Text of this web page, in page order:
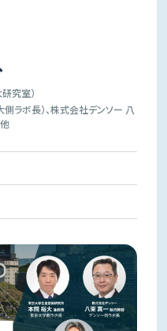
究室）
ラボ長）、株式会社デンソー 八